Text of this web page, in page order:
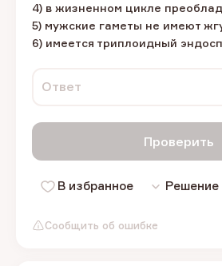
Сообщить об ошибке
4) в жизненном цикле
5) мужские гаметы не имеют
6) имеется триплоидный
Ответ
Проверить
В избранное Решение